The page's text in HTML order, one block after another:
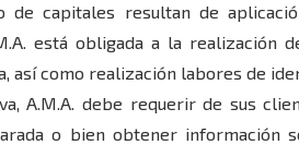
capitales resultan de
está obligada a la realización
así como realización labores de
A.M.A. debe requerir de sus
o bien obtener información